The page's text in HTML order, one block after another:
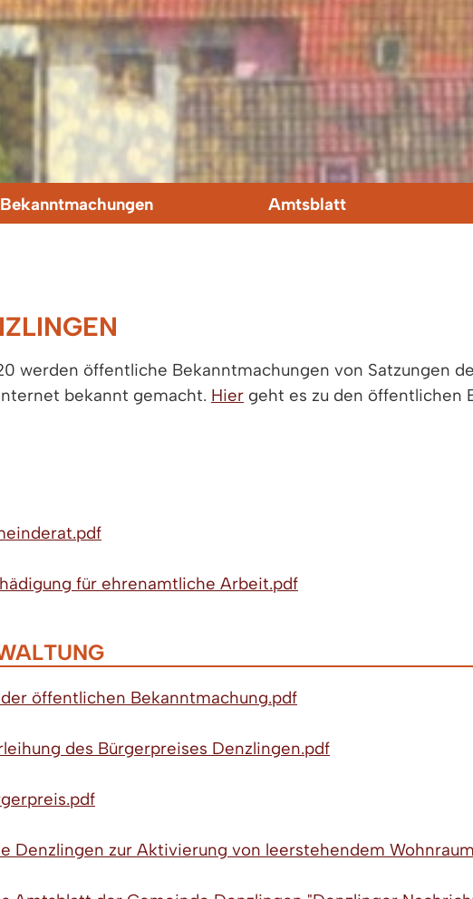
Bekanntmachungen Amtsblatt
werden öffentliche Bekanntmachungen von Satzungen
bekannt gemacht. Hier geht es zu den öffentlichen
für ehrenamtliche Arbeit.pdf
öffentlichen Bekanntmachung.pdf
des Bürgerpreises Denzlingen.pdf
Denzlingen zur Aktivierung von leerstehendem